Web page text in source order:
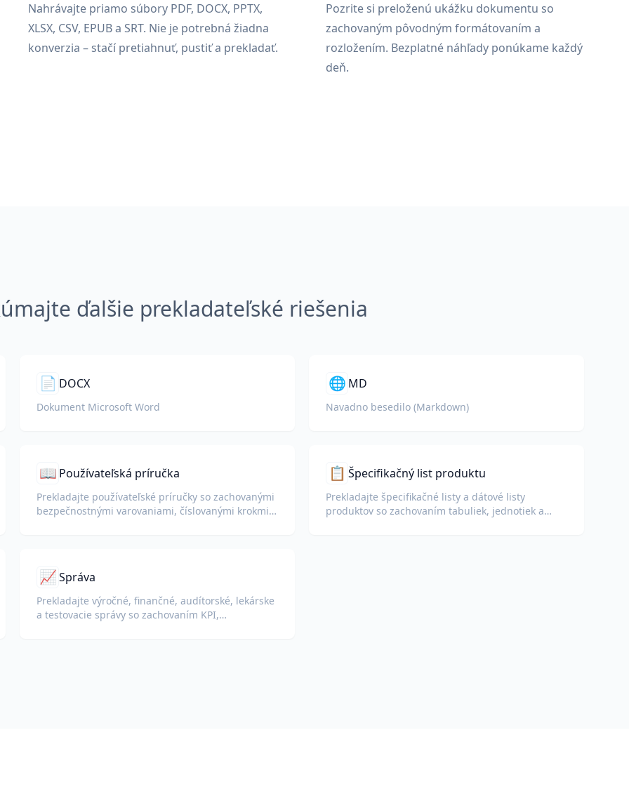
Nahrávajte priamo súbory PDF, DOCX, PPTX,
XLSX, CSV, EPUB a SRT. Nie je potrebná žiadna
konverzia – stačí pretiahnuť, pustiť a prekladať.
Pozrite si preloženú ukážku dokumentu so
zachovaným pôvodným formátovaním a
rozložením. Bezplatné náhľady ponúkame každý
deň.
ďalšie prekladateľské riešenia
📄 DOCX
Dokument Microsoft Word
🌐 MD
Navadno besedilo (Markdown)
📖 Používateľská príručka
Prekladajte používateľské príručky so zachovanými
bezpečnostnými varovaniami, číslovanými krokmi a
📋 Špecifikačný list produktu
Prekladajte špecifikačné listy a dátové listy
produktov so zachovaním tabuliek, jednotiek a
📈Správa
Prekladajte výročné, finančné, audítorské, lekárske
a testovacie správy so zachovaním KPI,